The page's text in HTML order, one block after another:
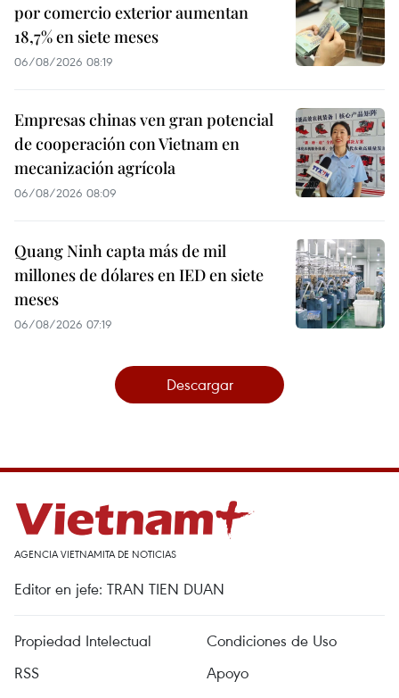
por comercio exterior aumentan
18,7% en siete meses
06/08/2026 08:19
Empresas chinas ven gran potencial
de cooperación con Vietnam en
mecanización agrícola
06/08/2026 08:09
Quang Ninh capta más de mil
millones de dólares en IED en siete
meses
06/08/2026 07:19
Descargar
AGENCIA VIETNAMITA DE NOTICIAS
Editor en jefe: TRAN TIEN DUAN
Propiedad Intelectual
Condiciones de Uso
RSS
Apoyo